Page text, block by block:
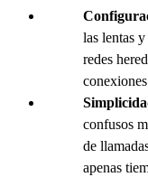
las lentas
redes
confusos
de
apenas